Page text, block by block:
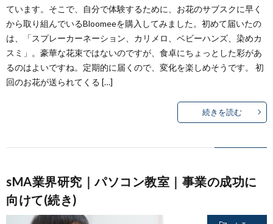
ています。そこで、自分で体験するために、お花のサブスクに早く
から取り組んでいるBloomeeを購入してみました。初めて届いたの
は、「スプレーカーネーション、カリメロ、ベビーハンズ、染めカ
スミ」。豪華な花束ではないのですが、食卓にちょっとした彩があ
るのはよいですね。定期的に届くので、変化を楽しめそうです。 初
回のお花が送られてくる […]
続きを読む
sMA業界研究｜パソコン教室｜事業の成功に
向けて(続き)